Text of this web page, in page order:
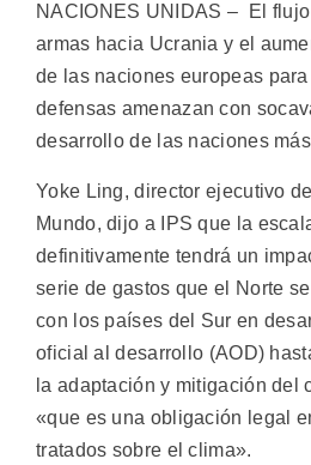
NACIONES UNIDAS – El
armas hacia Ucrania y el
de las naciones europeas
defensas amenazan con
desarrollo de las naciones
Yoke Ling, director ejecutivo
Mundo, dijo a IPS que la
definitivamente tendrá un
serie de gastos que el Norte
con los países del Sur en
oficial al desarrollo (AOD)
la adaptación y mitigación del
«que es una obligación legal
tratados sobre el clima».